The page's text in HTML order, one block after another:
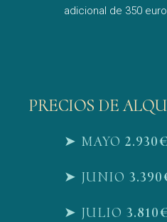
adicional de 350
PRECIOS DE
➤ MAYO
➤ JUNIO
➤ JULIO